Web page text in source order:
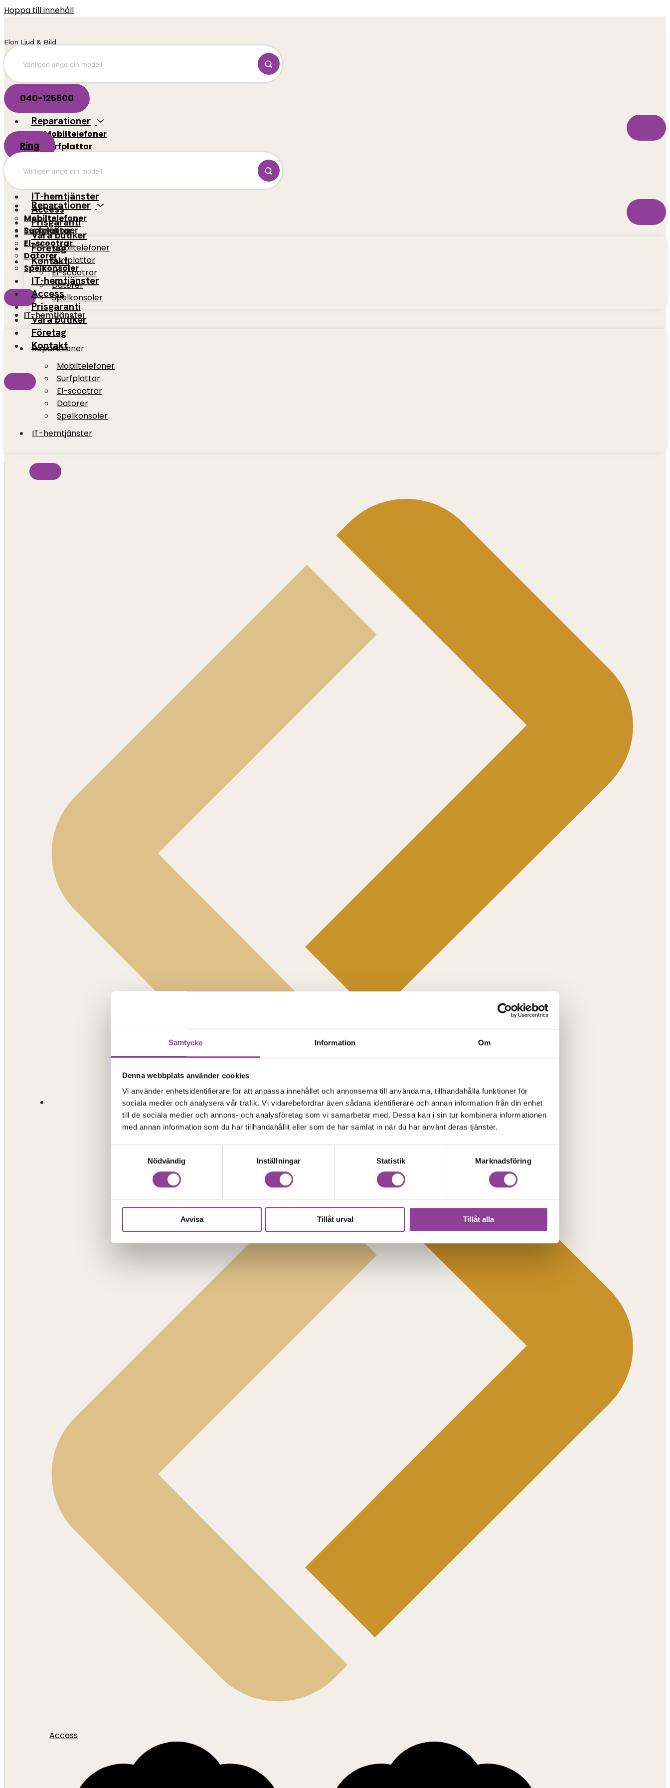
Samtycke Information Om
Denna webbplats använder cookies
Vi använder enhetsidentifierare för att anpassa innehållet och annonserna till användarna, tillhandahålla funktioner för
sociala medier och analysera vår trafik. Vi vidarebefordrar även sådana identifierare och annan information från din enhet
till de sociala medier och annons- och analysföretag som vi samarbetar med. Dessa kan i sin tur kombinera informationen
med annan information som du har tillhandahållit eller som de har samlat in när du har använt deras tjänster.
Nödvändig
Inställningar Statistik Marknadsföring
Avvisa Tillåt urval Tillåt alla
Hoppa till innehåll
Elon Ljud & Bild
040-125600
Reparationer
Mobiltelefoner
Surfplattor
Datorer
IT-hemtjänster
Access
Prisgaranti
Våra butiker
Företag
Kontakt
Ring
Reparationer
Mobiltelefoner
Surfplattor
El-scootrar
Datorer
Spelkonsoler
IT-hemtjänster
Access
Prisgaranti
Våra butiker
Företag
Kontakt
Reparationer
Mobiltelefoner
Surfplattor
El-scootrar
Datorer
Spelkonsoler
IT-hemtjänster
Reparationer
Mobiltelefoner
Surfplattor
El-scootrar
Datorer
Spelkonsoler
IT-hemtjänster
Access